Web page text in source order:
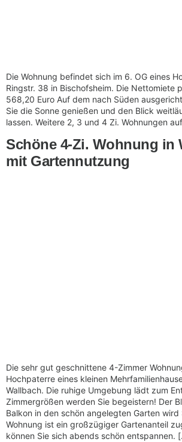
Die Wohnung befindet sich im 6. OG eines
Ringstr. 38 in Bischofsheim. Die Nettomiete
568,20 Euro Auf dem nach Süden
Sie die Sonne genießen und den Blick
lassen. Weitere 2, 3 und 4 Zi. Wohnungen
Schöne 4-Zi. Wohnung in
mit Gartennutzung
Die sehr gut geschnittene 4-Zimmer
Hochpaterre eines kleinen
Wallbach. Die ruhige Umgebung lädt zum
Zimmergrößen werden Sie begeistern! Der
Balkon in den schön angelegten Garten wird
Wohnung ist ein großzügiger Gartenanteil
können Sie sich abends schön entspannen.